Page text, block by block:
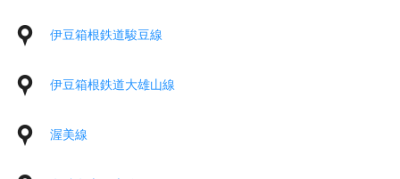
伊豆箱根鉄道駿豆線
伊豆箱根鉄道大雄山線
渥美線